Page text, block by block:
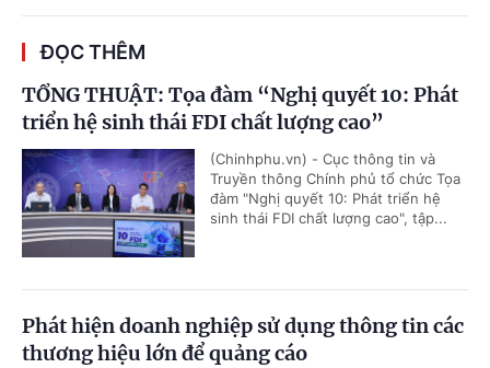
ĐỌC THÊM
TỔNG THUẬT: Tọa đàm “Nghị quyết 10: Phát
triển hệ sinh thái FDI chất lượng cao”
(Chinhphu.vn) - Cục thông tin và
Truyền thông Chính phủ tổ chức Tọa
đàm "Nghị quyết 10: Phát triển hệ
sinh thái FDI chất lượng cao", tập...
Phát hiện doanh nghiệp sử dụng thông tin các
thương hiệu lớn để quảng cáo